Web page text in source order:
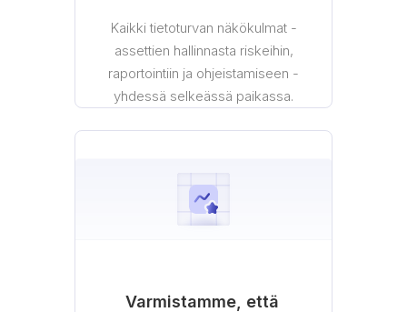
Kaikki tietoturvan näkökulmat -
assettien hallinnasta riskeihin,
raportointiin ja ohjeistamiseen -
yhdessä selkeässä paikassa.
Varmistamme, että